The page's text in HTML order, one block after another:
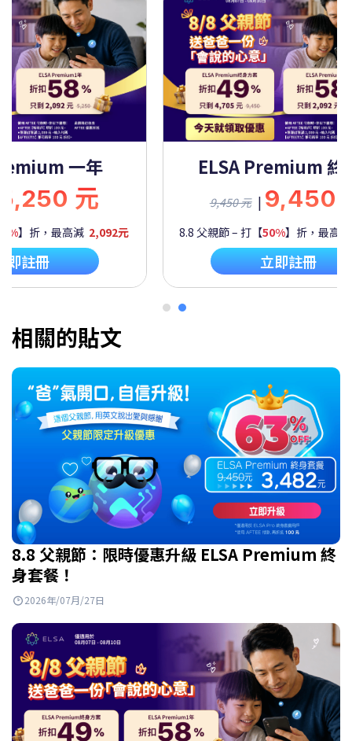
相關的貼文
8.8 父親節：限時優惠升級 ELSA Premium 終
身套餐！
2026年/07月/27日
一年
元
】折，最高減 2,092元
即註冊
ELSA Premium 終
9,450 元 | 9,450
8.8 父親節 – 打【50%】折，最高
立即註冊